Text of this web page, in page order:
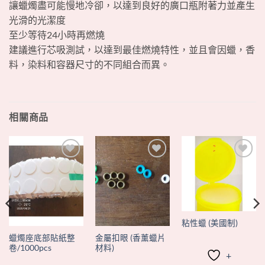
讓蠟燭盡可能慢地冷卻，以達到良好的廣口瓶附著力並產生
光滑的光潔度
至少等待24小時再燃燒
建議進行芯吸測試，以達到最佳燃燒特性，並且會因蠟，香
料，染料和容器尺寸的不同組合而異。
相關商品
+
蠟燭座底部貼紙整
卷/1000pcs
+
金屬扣眼 (香薰蠟片
材料)
粘性蠟 (美國制)
+